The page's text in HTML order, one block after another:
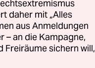
daher mit „Alles
aus Anmeldungen
– an die Kampagne,
Freiräume sichern will,